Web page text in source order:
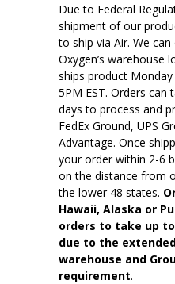
Due to Federal
shipment of our
to ship via Air. We
Oxygen’s warehouse
ships product
5PM EST. Orders can
days to process and
FedEx Ground, UPS
Advantage. Once
your order within 2-6
on the distance from
the lower 48 states.
Hawaii, Alaska or
orders to take up
due to the
warehouse and
requirement.